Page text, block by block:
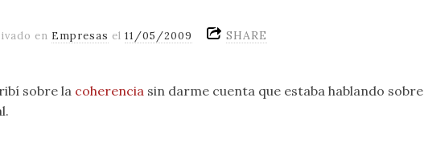
en Empresas el 11/05/2009 SHARE
sobre la coherencia sin darme cuenta que estaba hablando sobre